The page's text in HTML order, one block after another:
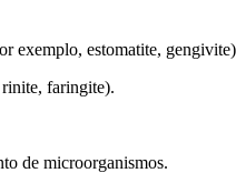
exemplo, estomatite,
rinite, faringite).
de microorganismos.